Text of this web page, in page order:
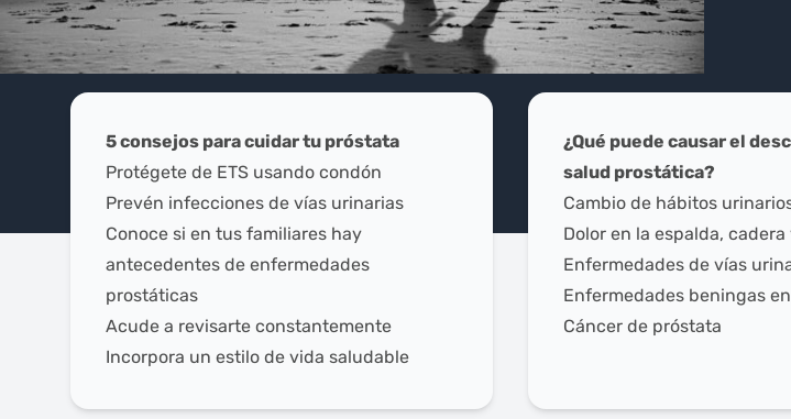
5 consejos para cuidar tu próstata
Protégete de ETS usando condón
Prevén infecciones de vías urinarias
Conoce si en tus familiares hay
antecedentes de enfermedades
prostáticas
Acude a revisarte constantemente
Incorpora un estilo de vida saludable
¿Qué puede causar el
salud prostática?
Cambio de hábitos
Dolor en la espalda,
Enfermedades de vías
Enfermedades beningas
Cáncer de próstata